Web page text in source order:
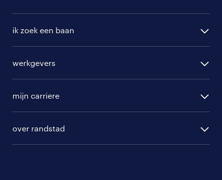
vacatures in Geersdijk
ik zoek een baan
randstad professional
randstad digital
werkgevers
hr-diensten
branches
mijn carriere
over randstad